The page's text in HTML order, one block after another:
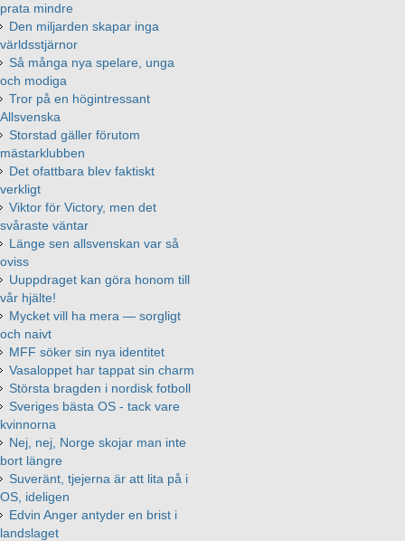
prata mindre
Den miljarden skapar inga
världsstjärnor
Så många nya spelare, unga
och modiga
Tror på en högintressant
Allsvenska
Storstad gäller förutom
mästarklubben
Det ofattbara blev faktiskt
verkligt
Viktor för Victory, men det
svåraste väntar
Länge sen allsvenskan var så
oviss
Uuppdraget kan göra honom till
vår hjälte!
Mycket vill ha mera — sorgligt
och naivt
MFF söker sin nya identitet
Vasaloppet har tappat sin charm
Största bragden i nordisk fotboll
Sveriges bästa OS - tack vare
kvinnorna
Nej, nej, Norge skojar man inte
bort längre
Suveränt, tjejerna är att lita på i
OS, ideligen
Edvin Anger antyder en brist i
landslaget